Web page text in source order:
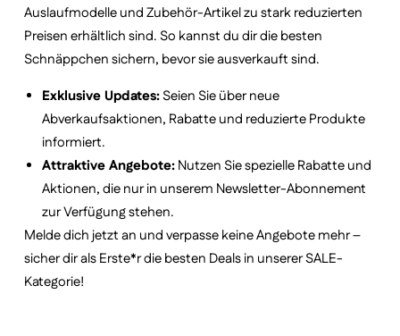
Auslaufmodelle und Zubehör-Artikel zu stark reduzierten
Preisen erhältlich sind. So kannst du dir die besten
Schnäppchen sichern, bevor sie ausverkauft sind.
Exklusive Updates:Seien Sie über neue
Abverkaufsaktionen, Rabatte und reduzierte Produkte
informiert.
Attraktive Angebote:Nutzen Sie spezielle Rabatte und
Aktionen, die nur in unserem Newsletter-Abonnement
zur Verfügung stehen.
Melde dich jetzt an und verpasse keine Angebote mehr –
sicher dir als Erste*r die besten Deals in unserer SALE-
Kategorie!